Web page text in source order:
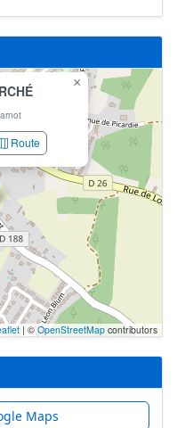
dit station.
Route
×
| © OpenStreetMapcontributors
Maps